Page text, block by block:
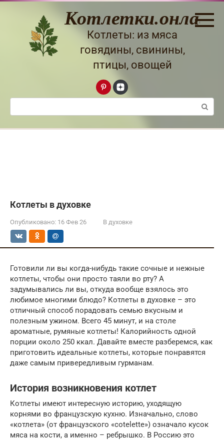
Перейти
Котлетки.онлайн
Котлеты: из мяса
говядины, свинины,
птицы, овощей
Поиск:
Котлеты в духовке
Опубликовано: 16 Фев 26 В духовке
Готовили ли вы когда-нибудь такие сочные и нежные
котлеты, чтобы они просто таяли во рту? А
задумывались ли вы, откуда вообще взялось это
любимое многими блюдо? Котлеты в духовке – это
отличный способ порадовать семью вкусным и
полезным ужином. Всего 45 минут, и на столе
ароматные, румяные котлеты! Калорийность одной
порции около 250 ккал. Давайте вместе разберемся, как
приготовить идеальные котлеты, которые понравятся
даже самым привередливым гурманам.
История возникновения котлет
Котлеты имеют интересную историю, уходящую
корнями во французскую кухню. Изначально, слово
«котлета» (от французского «cotelette») означало кусок
мяса на кости, а именно – ребрышко. В Россию это